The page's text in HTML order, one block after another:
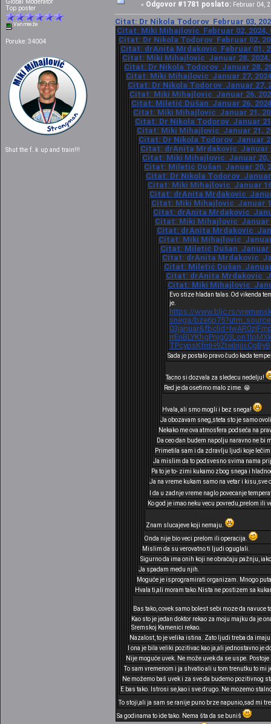
Global Moderator
Top poster
Van mreže
Poruke: 34004
Shut the f..k up and train!!!
« Odgovor #1781 poslato: Februar 04,
Citat: Dr Nikola Todorov Februar 03,
Citat: Miki Mihajlovic Februar 02, 2024,
Citat: Dr Nikola Todorov Februar 02,
Citat: drAnita Mrdakovic Februar 01,
Citat: Miki Mihajlovic Januar 28, 2024,
Citat: Dr Nikola Todorov Januar 28,
Citat: Miki Mihajlovic Januar 27,
Citat: Dr Nikola Todorov Januar 27,
Citat: Miki Mihajlovic Januar 26,
Citat: Miletić Dušan Januar 26,
Citat: Miki Mihajlovic Januar 21,
Citat: Dr Nikola Todorov Januar
Citat: Miki Mihajlovic Januar 21,
Citat: Dr Nikola Todorov Januar
Citat: drAnita Mrdakovic Januar
Citat: Miki Mihajlovic Januar 20,
Citat: Miletić Dušan Januar 20,
Citat: Dr Nikola Todorov Januar
Citat: Miki Mihajlovic Januar
Citat: drAnita Mrdakovic
Citat: Miki Mihajlovic Januar
Citat: drAnita Mrdakovic
Citat: Miki Mihajlovic Januar
Citat: drAnita Mrdakovic
Citat: Miki Mihajlovic Januar
Citat: Miletić Dušan Januar
Citat: drAnita Mrdakovic
Citat: Miletić Dušan Januar
Citat: drAnita Mrdakovic
Citat: Miki Mihajlovic
Evo stize hladan talas.Od vikenda
je.
https://www.blic.rs/
snega/
TPcypsKfrriH9ZteiInjjsCgBy8
Sada je postalo pravo čudo kada
Tacno si dozvala za sledecu nedelju!
Red je da osetimo malo zime. 😁
Hvala, ali smo mogli i bez snega!
Ja obozavam sneg,steta sto je samo
Nekako me ova atmosfera podseća na
Da ceo dan budem napolju naravno ne
Primetila sam i da zdravlju ljudi koje
Ja mislim da to podsvesno svima nama
Pa to je to- zimi kukamo zbog snega i
Ja na vreme kukam samo na vetar i
I da u zadnje vreme naglo povecanje
Ko god je imao neku vecu povredu,prelom
Znam slucajeve koji nemaju.
Onda nije bio veci prelom ili operacija.
Mislim da su verovatno ti ljudi oguglali.
Sigurno da ima onih koji ne obraćaju pažnju,
Ja spadam medu njih.
Moguće je isprogramirati organizam. Mnogo
Hvala ti,ali moram tako.Nista ne postizem sa
Bas tako, covek samo bolest sebi moze da navuce
Kao sto je jedan doktor rekao za moju majku da je
Sremskoj Kamenici rekao.
Nazalost, to je velika istina. Zato ljudi treba da
I ona je bila veliki pozitivac kao ja,ali jednostavno je
Nije moguće uvek. Ne može uvek da se uspe.
To sam vremenom i ja shvatio ali u tom trenutku to mi
Ne možemo baš uvek i za sve da budemo pozitivnog
E bas tako. Istrosi se,kao i sve drugo. Ne mozemo
To stoji,ali ja sam se ranije puno brze napunio,sad mi
Sa godinama to ide tako. Nema šta da se buniš